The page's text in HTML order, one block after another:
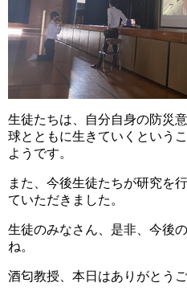
生徒たちは、自分自身の防災
球とともに生きていくという
ようです。
また、今後生徒たちが研究を
ていただきました。
生徒のみなさん、是非、今後
ね。
酒匂教授、本日はありがとうご